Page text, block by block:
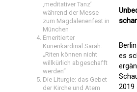
‚meditativer Tanz’
während der Messe
zum Magdalenenfest in
München
Emeritierter
Kurienkardinal Sarah:
„Riten können nicht
willkürlich abgeschafft
werden“
Die Liturgie: das Gebet
der Kirche und Atem
es
2019